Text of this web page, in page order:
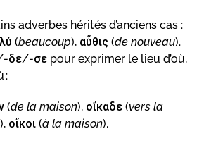
adverbes hérités d’anciens cas :
(beaucoup), αὖθις (de nouveau).
δε/-σε pour exprimer le lieu d’où,
:
(de la maison), οἴκαδε (vers la
), οἴκοι (à la maison).